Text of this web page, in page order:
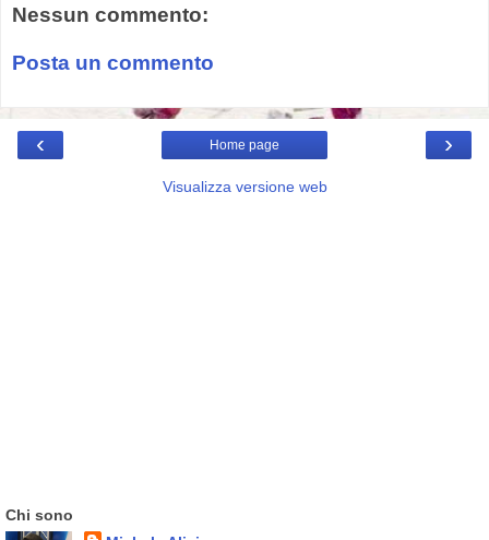
Nessun commento:
Posta un commento
‹ ›
Home page
Visualizza versione web
Chi sono